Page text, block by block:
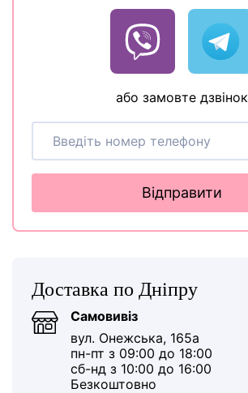
або замовте дзвінок
Відправити
Доставка по Дніпру
Самовивіз
вул. Онежська, 165а
пн-пт з 09:00 до 18:00
сб-нд з 10:00 до 16:00
Безкоштовно